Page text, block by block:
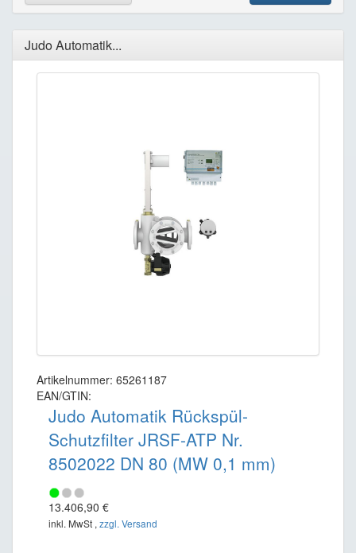
Judo Automatik...
Artikelnummer: 65261187
EAN/GTIN:
Judo Automatik Rückspül-
Schutzfilter JRSF-ATP Nr.
8502022 DN 80 (MW 0,1 mm)
13.406,90 €
inkl. MwSt , zzgl. Versand